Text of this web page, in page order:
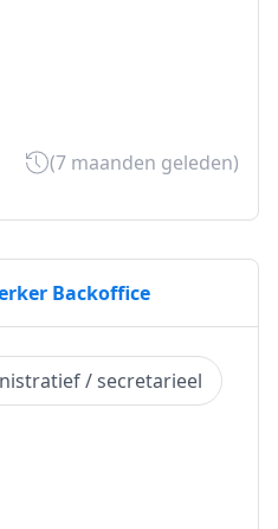
(7 maanden geleden)
Backoffice
/ secretarieel